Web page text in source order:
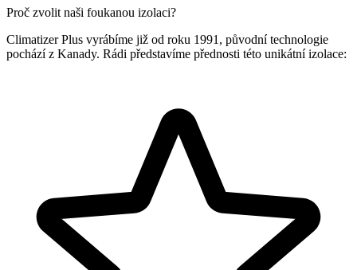
Proč zvolit naši foukanou izolaci?
Climatizer Plus vyrábíme již od roku 1991, původní technologie
pochází z Kanady. Rádi představíme přednosti této unikátní izolace: